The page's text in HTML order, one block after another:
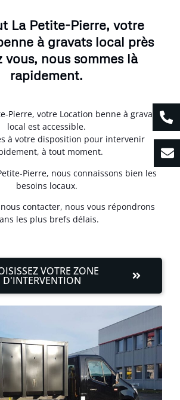
La Petite-Pierre, votre
à gravats local près
vous, nous sommes là
rapidement.
Pierre, votre Location benne à gravats
local est accessible.
à votre disposition pour intervenir
à tout moment.
Pierre, nous connaissons bien les
besoins locaux.
nous contacter, nous vous répondrons
les plus brefs délais.
VOTRE ZONE
D'INTERVENTION